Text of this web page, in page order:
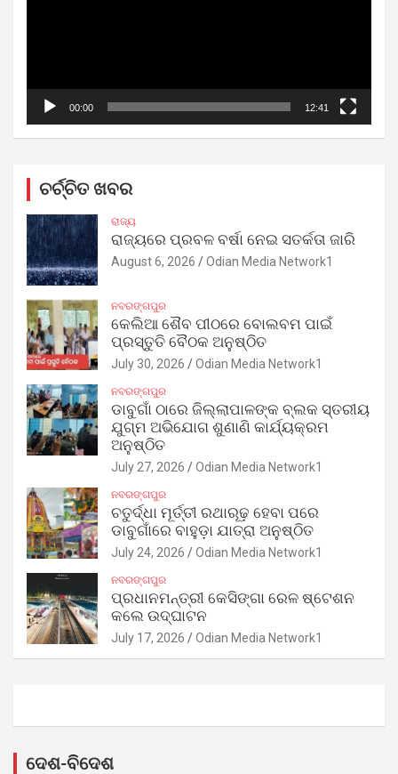
00:00 12:41
ଚର୍ଚ୍ଚିତ ଖବର
ରାଜ୍ୟ
ରାଜ୍ୟରେ ପ୍ରବଳ ବର୍ଷା ନେଇ ସତର୍କତା ଜାରି
August 6, 2026 Odian Media Network1
ନବରଙ୍ଗପୁର
କେଲିଆ ଶୈବ ପୀଠରେ ବୋଲବମ ପାଇଁ
ପ୍ରସ୍ତୁତି ବୈଠକ ଅନୁଷ୍ଠିତ
July 30, 2026 Odian Media Network1
ନବରଙ୍ଗପୁର
ଡାବୁଗାଁ ଠାରେ ଜିଲ୍ଲାପାଳଙ୍କ ବ୍ଲକ ସ୍ତରୀୟ
ଯୁଗ୍ମ ଅଭିଯୋଗ ଶୁଣାଣି କାର୍ଯ୍ୟକ୍ରମ
ଅନୁଷ୍ଠିତ
July 27, 2026 Odian Media Network1
ନବରଙ୍ଗପୁର
ଚତୁର୍ଦ୍ଧା ମୂର୍ତ୍ତୀ ରଥାରୂଢ଼ ହେବା ପରେ
ଡାବୁଗାଁରେ ବାହୁଡ଼ା ଯାତ୍ରା ଅନୁଷ୍ଠିତ
July 24, 2026 Odian Media Network1
ନବରଙ୍ଗପୁର
ପ୍ରଧାନମନ୍ତ୍ରୀ କେସିଙ୍ଗା ରେଳ ଷ୍ଟେଶନ
କଲେ ଉଦ୍‌ଘାଟନ
July 17, 2026 Odian Media Network1
ଦେଶ-ବିଦେଶ